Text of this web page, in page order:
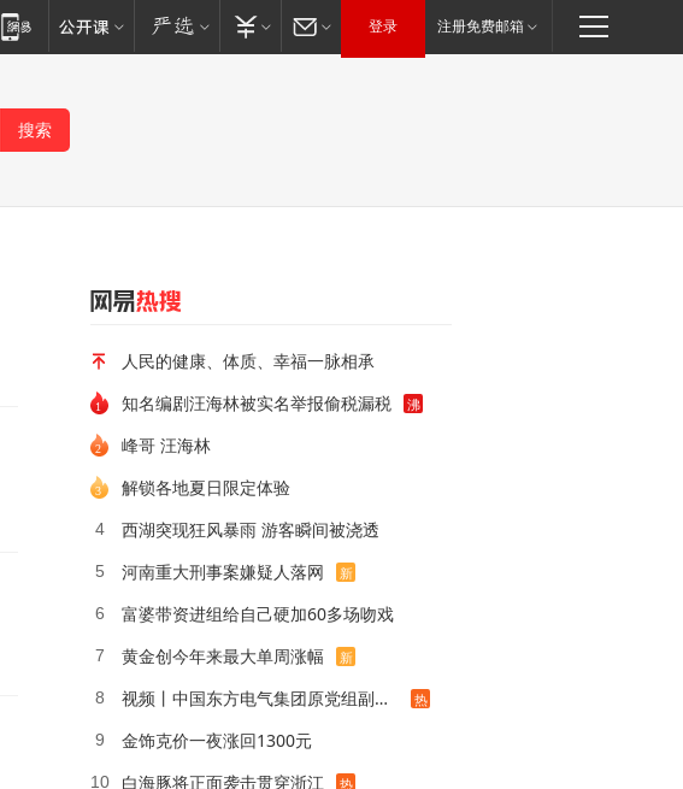
登录 注册免费邮箱
人民的健康、体质、幸福一脉相承
知名编剧汪海林被实名举报偷税漏税 沸
峰哥 汪海林
解锁各地夏日限定体验
4 西湖突现狂风暴雨 游客瞬间被浇透
5 河南重大刑事案嫌疑人落网 新
6 富婆带资进组给自己硬加60多场吻戏
7 黄金创今年来最大单周涨幅 新
8 视频丨中国东方电气集团原党组副书记、董事宋致远被查 热
9 金饰克价一夜涨回1300元
10 白海豚将正面袭击贯穿浙江 热